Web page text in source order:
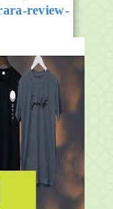
review-